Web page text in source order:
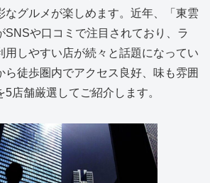
なグルメが楽しめます。近年、「東雲
SNSや口コミで注目されており、ラ
用しやすい店が続々と話題になってい
ら徒歩圏内でアクセス良好、味も雰囲
店舗厳選してご紹介します。